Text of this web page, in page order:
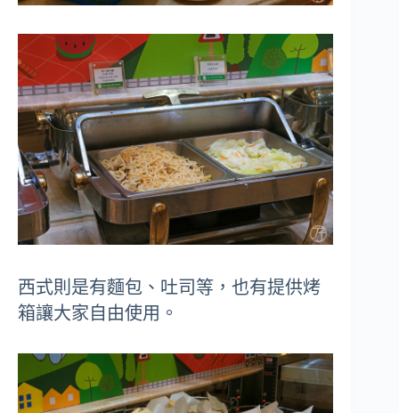
西式則是有麵包、吐司等，也有提供烤
箱讓大家自由使用。